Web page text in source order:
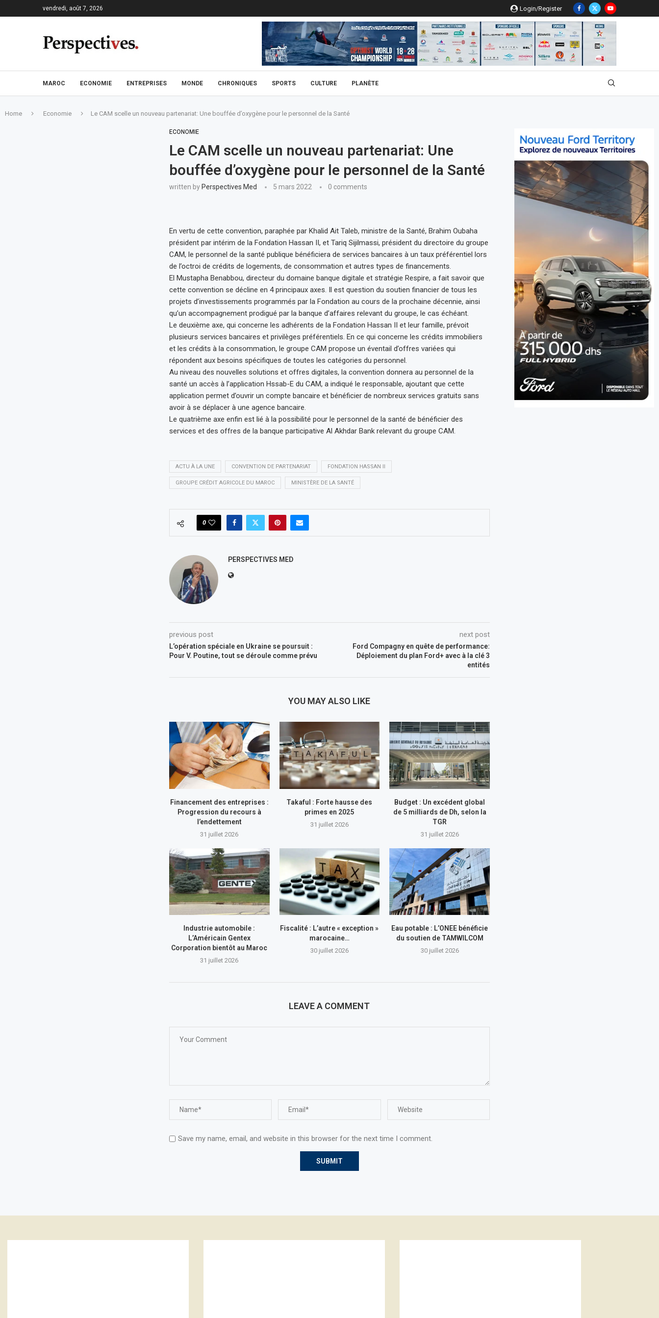
vendredi, août 7, 2026 Login/Register
MAROC ECONOMIE ENTREPRISES MONDE CHRONIQUES SPORTS CULTURE PLANÈTE
Home Economie Le CAM scelle un nouveau partenariat: Une bouffée d’oxygène pour le personnel de la Santé
ECONOMIE
Le CAM scelle un nouveau partenariat: Une
bouffée d’oxygène pour le personnel de la Santé
written by Perspectives Med 5 mars 2022 0 comments
En vertu de cette convention, paraphée par Khalid Ait Taleb, ministre de la Santé, Brahim Oubaha
président par intérim de la Fondation Hassan II, et Tariq Sijilmassi, président du directoire du groupe
CAM, le personnel de la santé publique bénéficiera de services bancaires à un taux préférentiel lors
de l’octroi de crédits de logements, de consommation et autres types de financements.
El Mustapha Benabbou, directeur du domaine banque digitale et stratégie Respire, a fait savoir que
cette convention se décline en 4 principaux axes. Il est question du soutien financier de tous les
projets d’investissements programmés par la Fondation au cours de la prochaine décennie, ainsi
qu’un accompagnement prodigué par la banque d’affaires relevant du groupe, le cas échéant.
Le deuxième axe, qui concerne les adhérents de la Fondation Hassan II et leur famille, prévoit
plusieurs services bancaires et privilèges préférentiels. En ce qui concerne les crédits immobiliers
et les crédits à la consommation, le groupe CAM propose un éventail d’offres variées qui
répondent aux besoins spécifiques de toutes les catégories du personnel.
Au niveau des nouvelles solutions et offres digitales, la convention donnera au personnel de la
santé un accès à l’application Hssab-E du CAM, a indiqué le responsable, ajoutant que cette
application permet d’ouvrir un compte bancaire et bénéficier de nombreux services gratuits sans
avoir à se déplacer à une agence bancaire.
Le quatrième axe enfin est lié à la possibilité pour le personnel de la santé de bénéficier des
services et des offres de la banque participative Al Akhdar Bank relevant du groupe CAM.
ACTU À LA UNE CONVENTION DE PARTENARIAT FONDATION HASSAN II
GROUPE CRÉDIT AGRICOLE DU MAROC MINISTÈRE DE LA SANTÉ
0
PERSPECTIVES MED
previous post
L’opération spéciale en Ukraine se poursuit :
Pour V. Poutine, tout se déroule comme prévu
next post
Ford Compagny en quête de performance:
Déploiement du plan Ford+ avec à la clé 3
entités
YOU MAY ALSO LIKE
Financement des entreprises :
Progression du recours à
l’endettement
31 juillet 2026
Takaful : Forte hausse des
primes en 2025
31 juillet 2026
Budget : Un excédent global
de 5 milliards de Dh, selon la
TGR
31 juillet 2026
Industrie automobile :
L’Américain Gentex
Corporation bientôt au Maroc
31 juillet 2026
Fiscalité : L’autre « exception »
marocaine…
30 juillet 2026
Eau potable : L’ONEE bénéficie
du soutien de TAMWILCOM
30 juillet 2026
LEAVE A COMMENT
Save my name, email, and website in this browser for the next time I comment.